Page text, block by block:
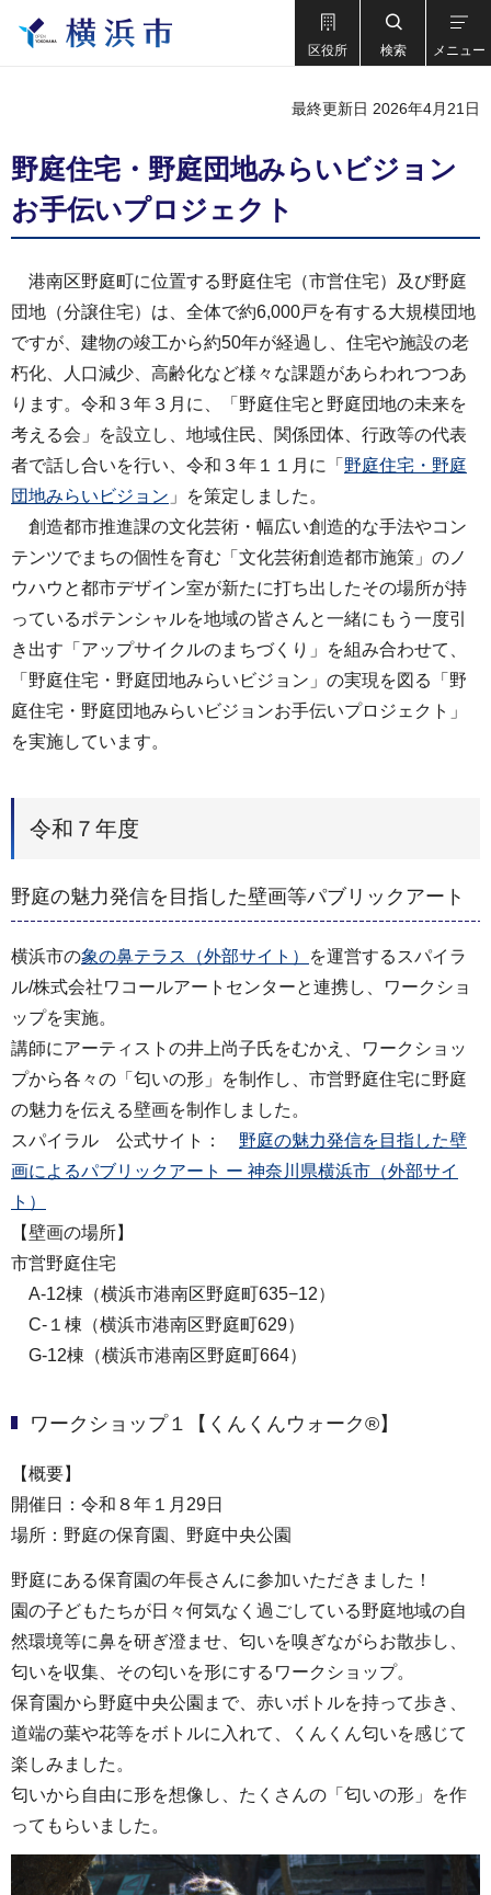
区役所 検索 メニュー
最終更新日 2026年4月21日
野庭住宅・野庭団地みらいビジョン
お手伝いプロジェクト
港南区野庭町に位置する野庭住宅（市営住宅）及び野庭
団地（分譲住宅）は、全体で約6,000戸を有する大規模団地
ですが、建物の竣工から約50年が経過し、住宅や施設の老
朽化、人口減少、高齢化など様々な課題があらわれつつあ
ります。令和３年３月に、「野庭住宅と野庭団地の未来を
考える会」を設立し、地域住民、関係団体、行政等の代表
者で話し合いを行い、令和３年１１月に「 野庭住宅・野庭
団地みらいビジョン 」を策定しました。
創造都市推進課の文化芸術・幅広い創造的な手法やコン
テンツでまちの個性を育む「文化芸術創造都市施策」のノ
ウハウと都市デザイン室が新たに打ち出したその場所が持
っているポテンシャルを地域の皆さんと一緒にもう一度引
き出す「アップサイクルのまちづくり」を組み合わせて、
「野庭住宅・野庭団地みらいビジョン」の実現を図る「野
庭住宅・野庭団地みらいビジョンお手伝いプロジェクト」
を実施しています。
令和７年度
野庭の魅力発信を目指した壁画等パブリックアート
横浜市の象の鼻テラス（外部サイト）
を運営するスパイラ
ル/株式会社ワコールアートセンターと連携し、ワークショ
ップを実施。
講師にアーティストの井上尚子氏をむかえ、ワークショッ
プから各々の「匂いの形」を制作し、市営野庭住宅に野庭
の魅力を伝える壁画を制作しました。
スパイラル 公式サイト： 野庭の魅⼒発信を⽬指した壁
画によるパブリックアート ー 神奈川県横浜市（外部サイ
ト）
【壁画の場所】
市営野庭住宅
A-12棟（横浜市港南区野庭町635−12）
C-１棟（横浜市港南区野庭町629）
G-12棟（横浜市港南区野庭町664）
ワークショップ１【くんくんウォーク®】
【概要】
開催日：令和８年１月29日
場所：野庭の保育園、野庭中央公園
野庭にある保育園の年長さんに参加いただきました！
園の子どもたちが日々何気なく過ごしている野庭地域の自
然環境等に鼻を研ぎ澄ませ、匂いを嗅ぎながらお散歩し、
匂いを収集、その匂いを形にするワークショップ。
保育園から野庭中央公園まで、赤いボトルを持って歩き、
道端の葉や花等をボトルに入れて、くんくん匂いを感じて
楽しみました。
匂いから自由に形を想像し、たくさんの「匂いの形」を作
ってもらいました。